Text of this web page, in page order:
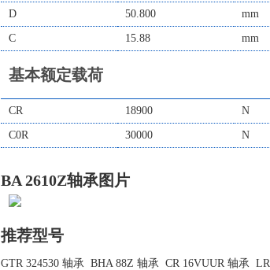
D 50.800 mm
C 15.88 mm
基本额定载荷
CR 18900 N
C0R 30000 N
BA 2610Z轴承图片
推荐型号
GTR 324530 轴承 BHA 88Z 轴承 CR 16VUUR 轴承